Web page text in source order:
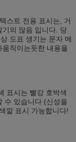
스트 전용 표시는, 거
의 많음 입니다. 당
도표 생기는 문자 메
직이는듯한 내용을
표시는 빨강 호박색
수 있습니다 (신성을
깔 표시 가능합니다!